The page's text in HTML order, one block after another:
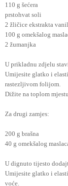
110 g šećera
prstohvat soli
2 žličice ekstrakta
100 g omekšalog
2 žumanjka
U prikladnu zdjelu
Umijesite glatko i
rastezljivom folijom.
Dižite na toplom mjestu
Za drugi zamjes:
200 g brašna
40 g omekšalog
U dignuto tijesto
Umijesite glatko i
voće.